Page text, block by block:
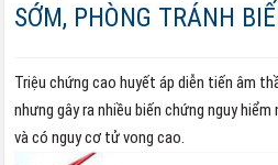
SỚM, PHÒNG TRÁNH
Triệu chứng cao huyết áp diễn tiến âm
nhưng gây ra nhiều biến chứng nguy
và có nguy cơ tử vong cao.